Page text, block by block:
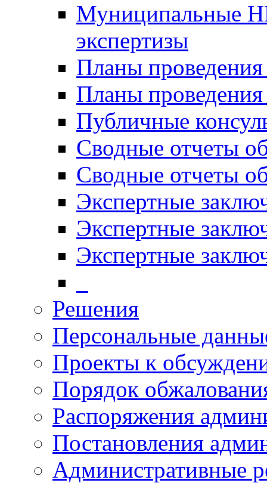
Муниципальные
экспертизы
Планы проведения
Планы
Публичные
Сводные отчеты
Сводные отчеты
Экспертные
Экспертные
Экспертные
Решения
Персональные
Проекты к
Порядок
Распоряжения
Постановления
Административные